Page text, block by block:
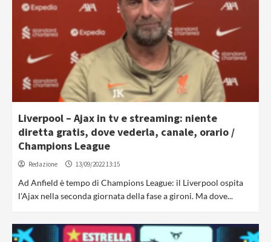
Liverpool – Ajax in tv e streaming: niente
diretta gratis, dove vederla, canale, orario /
Champions League
Redazione 13/09/2022 13:15
Ad Anfield è tempo di Champions League: il Liverpool ospita
l'Ajax nella seconda giornata della fase a gironi. Ma dove...